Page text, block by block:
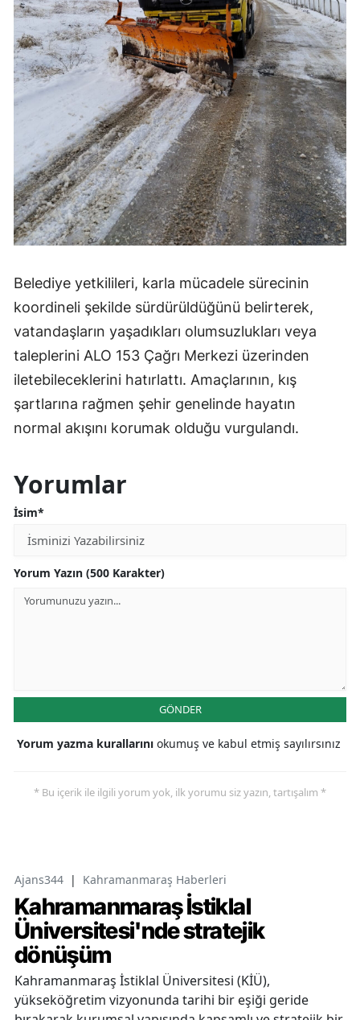
Belediye yetkilileri, karla mücadele sürecinin
koordineli şekilde sürdürüldüğünü belirterek,
vatandaşların yaşadıkları olumsuzlukları veya
taleplerini ALO 153 Çağrı Merkezi üzerinden
iletebileceklerini hatırlattı. Amaçlarının, kış
şartlarına rağmen şehir genelinde hayatın
normal akışını korumak olduğu vurgulandı.
Yorumlar
İsim*
Yorum Yazın (500 Karakter)
GÖNDER
Yorum yazma kurallarını okumuş ve kabul etmiş sayılırsınız
* Bu içerik ile ilgili yorum yok, ilk yorumu siz yazın, tartışalım *
Ajans344 | Kahramanmaraş Haberleri
Kahramanmaraş İstiklal
Üniversitesi'nde stratejik
dönüşüm
Kahramanmaraş İstiklal Üniversitesi (KİÜ),
yükseköğretim vizyonunda tarihi bir eşiği geride